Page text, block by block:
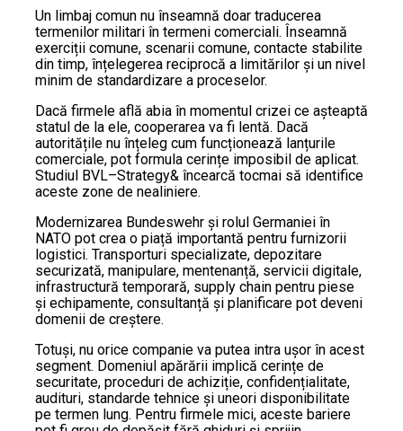
Un limbaj comun nu înseamnă doar traducerea
termenilor militari în termeni comerciali. Înseamnă
exerciții comune, scenarii comune, contacte stabilite
din timp, înțelegerea reciprocă a limitărilor și un nivel
minim de standardizare a proceselor.
Dacă firmele află abia în momentul crizei ce așteaptă
statul de la ele, cooperarea va fi lentă. Dacă
autoritățile nu înțeleg cum funcționează lanțurile
comerciale, pot formula cerințe imposibil de aplicat.
Studiul BVL–Strategy& încearcă tocmai să identifice
aceste zone de nealiniere.
Modernizarea Bundeswehr și rolul Germaniei în
NATO pot crea o piață importantă pentru furnizorii
logistici. Transporturi specializate, depozitare
securizată, manipulare, mentenanță, servicii digitale,
infrastructură temporară, supply chain pentru piese
și echipamente, consultanță și planificare pot deveni
domenii de creștere.
Totuși, nu orice companie va putea intra ușor în acest
segment. Domeniul apărării implică cerințe de
securitate, proceduri de achiziție, confidențialitate,
audituri, standarde tehnice și uneori disponibilitate
pe termen lung. Pentru firmele mici, aceste bariere